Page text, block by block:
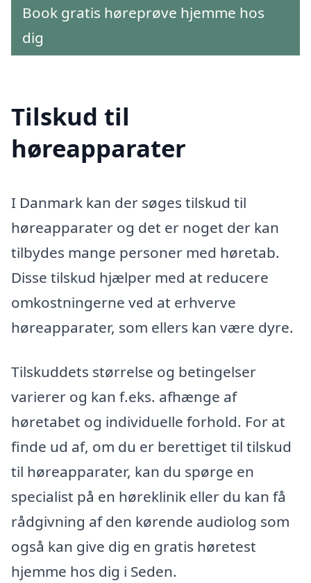
Book gratis høreprøve hjemme hos
dig
Tilskud til
høreapparater
I Danmark kan der søges tilskud til
høreapparater og det er noget der kan
tilbydes mange personer med høretab.
Disse tilskud hjælper med at reducere
omkostningerne ved at erhverve
høreapparater, som ellers kan være dyre.
Tilskuddets størrelse og betingelser
varierer og kan f.eks. afhænge af
høretabet og individuelle forhold. For at
finde ud af, om du er berettiget til tilskud
til høreapparater, kan du spørge en
specialist på en høreklinik eller du kan få
rådgivning af den kørende audiolog som
også kan give dig en gratis høretest
hjemme hos dig i Seden.